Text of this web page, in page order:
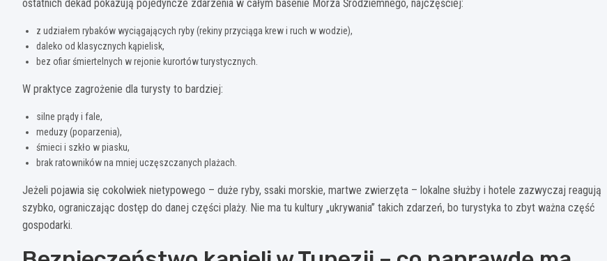
ostatnich dekad pokazują pojedyncze zdarzenia w całym basenie Morza Śródziemnego, najczęściej:
z udziałem rybaków wyciągających ryby (rekiny przyciąga krew i ruch w wodzie),
daleko od klasycznych kąpielisk,
bez ofiar śmiertelnych w rejonie kurortów turystycznych.
W praktyce zagrożenie dla turysty to bardziej:
silne prądy i fale,
meduzy (poparzenia),
śmieci i szkło w piasku,
brak ratowników na mniej uczęszczanych plażach.
Jeżeli pojawia się cokolwiek nietypowego – duże ryby, ssaki morskie, martwe zwierzęta – lokalne służby i hotele zazwyczaj reagują
szybko, ograniczając dostęp do danej części plaży. Nie ma tu kultury „ukrywania” takich zdarzeń, bo turystyka to zbyt ważna część
gospodarki.